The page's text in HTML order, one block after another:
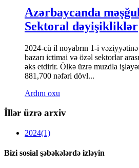
Azərbaycanda
Sektoral dəyişikliklər
2024-cü il noyabrın 1-i
bazarı ictimai və özəl sektorlar
əks etdirir. Ölkə üzrə muzdla
881,700 nəfəri dövl...
Ardını oxu
İllər üzrə arxiv
2024(1)
Bizi sosial şəbəkələrdə izləyin